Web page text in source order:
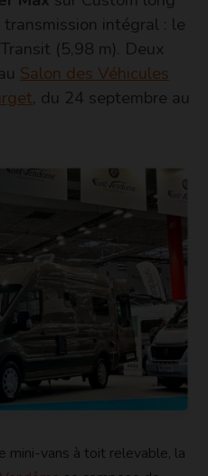
intégral : le
Transit (5,98 m). Deux
Salon des Véhicules
, du 24 septembre au
mini-vans à toit relevable, la